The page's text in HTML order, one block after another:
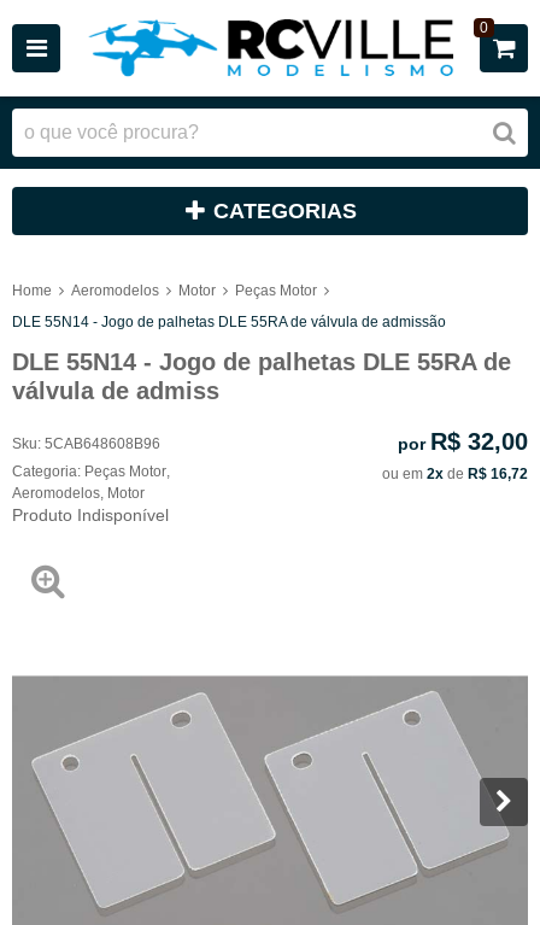
0
CATEGORIAS
Home Aeromodelos Motor
Peças Motor
DLE 55N14 - Jogo de palhetas DLE 55RA de válvula de admissão
DLE 55N14 - Jogo de palhetas DLE 55RA de
válvula de admiss
Sku: 5CAB648608B96
Categoria: Peças Motor
Aeromodelos Motor
Produto Indisponível
por R$ 32,00
ou em 2x de R$ 16,72